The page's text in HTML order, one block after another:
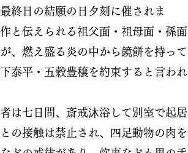
終日の結願の日夕刻に催されま
と伝えられる祖父面・祖母面・孫面
、燃え盛る炎の中から鏡餅を持って
泰平・五穀豊穣を約束すると言われ
は七日間、斎戒沐浴して別室で起居
の接触は禁止され、四足動物の肉を